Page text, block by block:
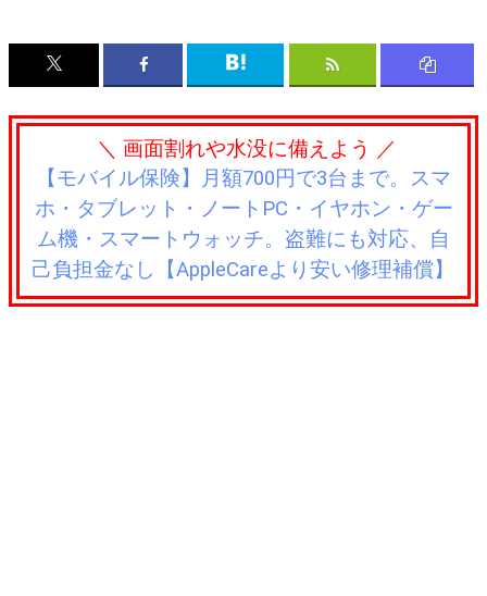
＼ 画面割れや水没に備えよう ／
【モバイル保険】月額700円で3台まで。スマ
ホ・タブレット・ノートPC・イヤホン・ゲー
ム機・スマートウォッチ。盗難にも対応、自
己負担金なし【AppleCareより安い修理補償】